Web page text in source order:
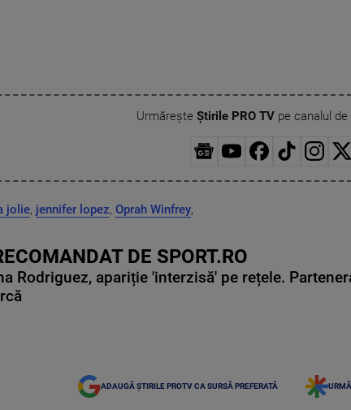
Urmărește Știrile PRO TVpe canalul de
jolie, jennifer lopez, Oprah Winfrey,
DE SPORT.RO
Rodriguez, apariție 'interzisă' pe rețele.
ADAUGĂ ȘTIRILE PROTV CA SURSĂ PREFERATĂ